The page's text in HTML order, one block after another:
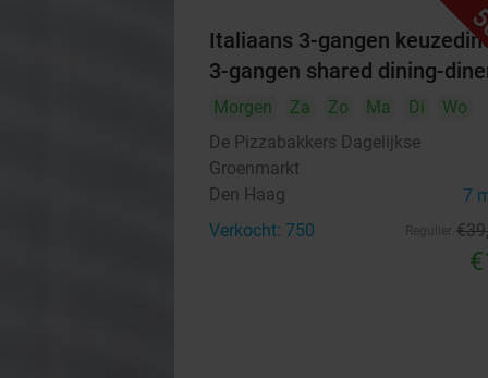
Italiaans 3-gangen
3-gangen shared dining-
Morgen Za Zo Ma Di
Wo
De Pizzabakkers Dagelijkse
Groenmarkt
Den Haag 7
Verkocht: 750 €39